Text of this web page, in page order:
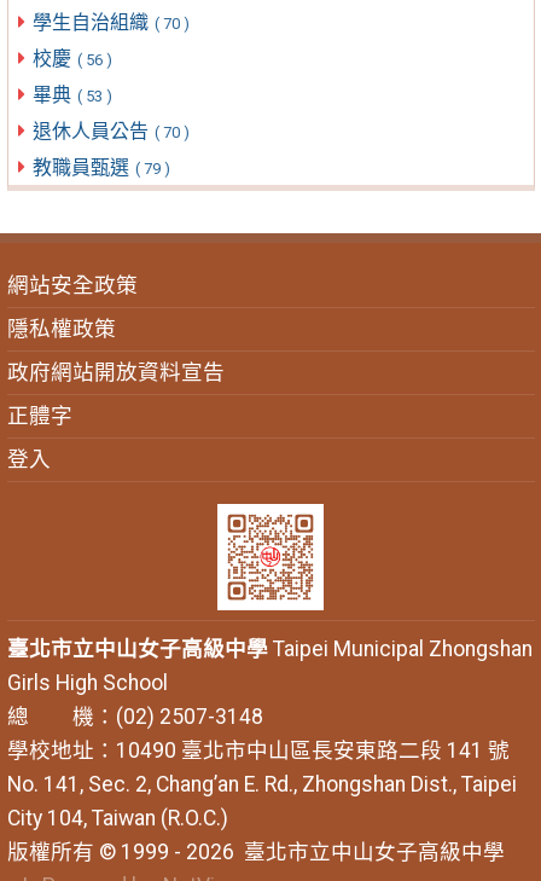
學生自治組織 ( 70 )
校慶 ( 56 )
畢典 ( 53 )
退休人員公告 ( 70 )
教職員甄選 ( 79 )
網站安全政策
隱私權政策
政府網站開放資料宣告
正體字
登入
臺北市立中山女子高級中學Taipei Municipal Zhongshan
Girls High School
總 機：(02) 2507-3148
學校地址：10490 臺北市中山區長安東路二段 141 號
No. 141, Sec. 2, Chang’an E. Rd., Zhongshan Dist., Taipei
City 104, Taiwan (R.O.C.)
版權所有 © 1999 - 2026 臺北市立中山女子高級中學